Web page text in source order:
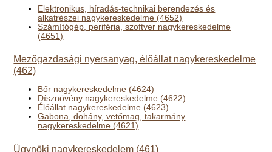
Elektronikus, híradás-technikai berendezés és
alkatrészei nagykereskedelme (4652)
Számítógép, periféria, szoftver nagykereskedelme
(4651)
Mezőgazdasági nyersanyag, élőállat nagykereskedelme
(462)
Bőr nagykereskedelme (4624)
Dísznövény nagykereskedelme (4622)
Élőállat nagykereskedelme (4623)
Gabona, dohány, vetőmag, takarmány
nagykereskedelme (4621)
Ügynöki nagykereskedelem (461)